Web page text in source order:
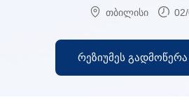
თბილისი
რეზიუმეს გადმოწერა